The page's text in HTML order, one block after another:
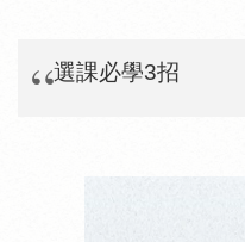
選課必學3招